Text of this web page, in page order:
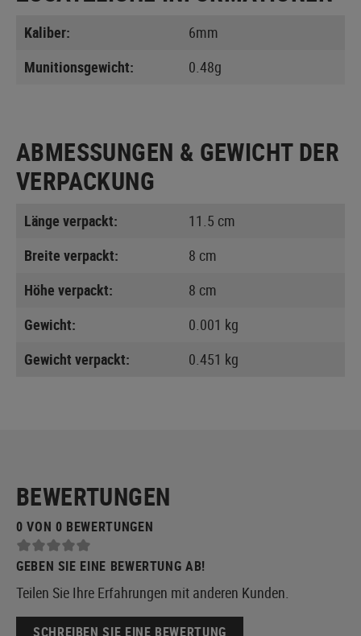
Kaliber:
6mm
Munitionsgewicht:
0.48g
ABMESSUNGEN & GEWICHT DER
VERPACKUNG
Länge verpackt:
11.5 cm
Breite verpackt:
8 cm
Höhe verpackt:
8 cm
Gewicht:
0.001 kg
Gewicht verpackt:
0.451 kg
BEWERTUNGEN
0 VON 0 BEWERTUNGEN
GEBEN SIE EINE BEWERTUNG AB!
Teilen Sie Ihre Erfahrungen mit anderen Kunden.
SCHREIBEN SIE EINE BEWERTUNG